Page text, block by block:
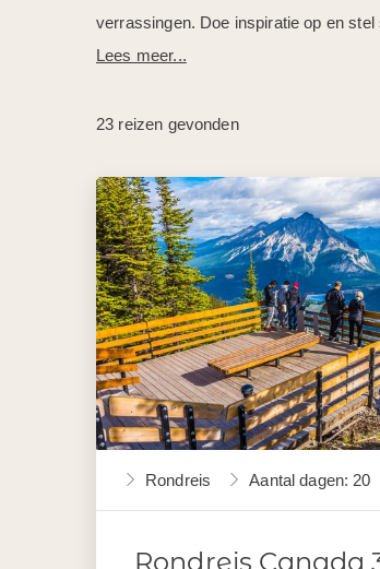
verrassingen. Doe inspiratie op en
Lees meer...
23 reizen gevonden
Rondreis Aantal dagen: 20
Rondreis Canada